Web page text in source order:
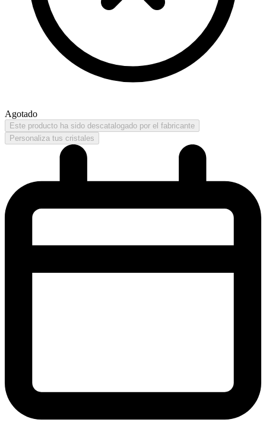
Agotado
Este producto ha sido descatalogado por el fabricante
Personaliza tus cristales